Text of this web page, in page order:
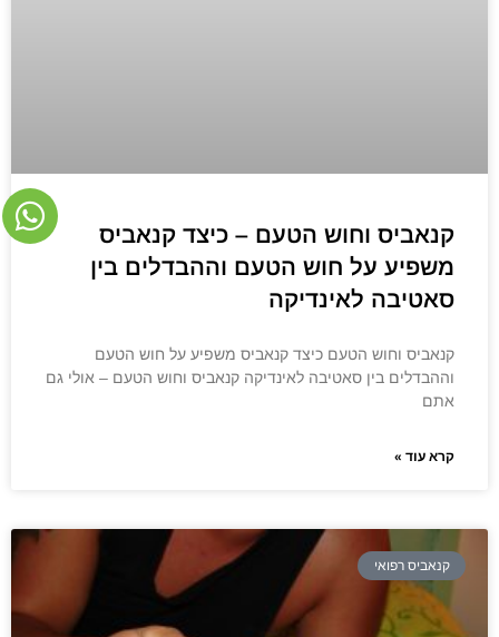
קנאביס וחוש הטעם – כיצד קנאביס
משפיע על חוש הטעם וההבדלים בין
סאטיבה לאינדיקה
קנאביס וחוש הטעם כיצד קנאביס משפיע על חוש הטעם
וההבדלים בין סאטיבה לאינדיקה קנאביס וחוש הטעם – אולי גם
אתם
קרא עוד »
קנאביס רפואי